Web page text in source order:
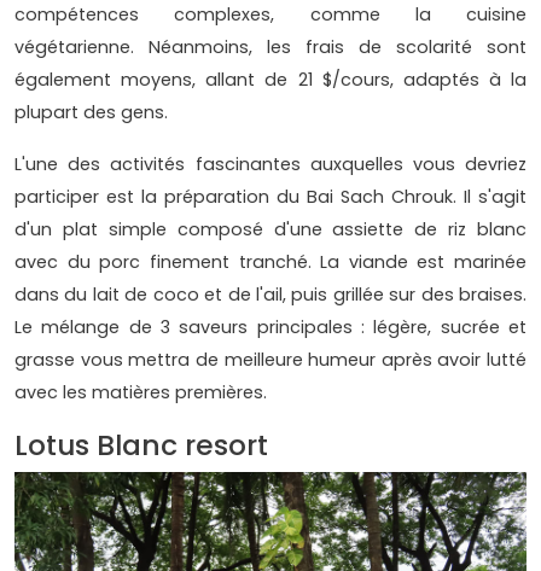
compétences complexes, comme la cuisine
végétarienne. Néanmoins, les frais de scolarité sont
également moyens, allant de 21 $/cours, adaptés à la
plupart des gens.
L'une des activités fascinantes auxquelles vous devriez
participer est la préparation du Bai Sach Chrouk. Il s'agit
d'un plat simple composé d'une assiette de riz blanc
avec du porc finement tranché. La viande est marinée
dans du lait de coco et de l'ail, puis grillée sur des braises.
Le mélange de 3 saveurs principales : légère, sucrée et
grasse vous mettra de meilleure humeur après avoir lutté
avec les matières premières.
Lotus Blanc resort